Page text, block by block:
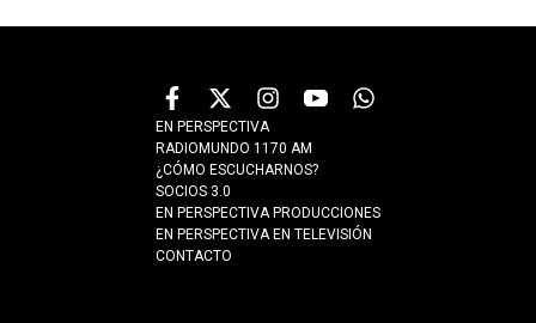
EN PERSPECTIVA
RADIOMUNDO 1170 AM
¿CÓMO ESCUCHARNOS?
SOCIOS 3.0
EN PERSPECTIVA PRODUCCIONES
EN PERSPECTIVA EN TELEVISIÓN
CONTACTO